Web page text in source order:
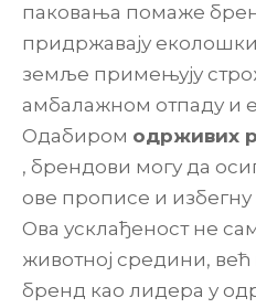
паковања помаже
придржавају
земље примењују
амбалажном отпаду и
Одабиром одрживих
, брендови могу да
ове прописе и избегну
Ова усклађеност не
животној средини,
бренд као лидера у